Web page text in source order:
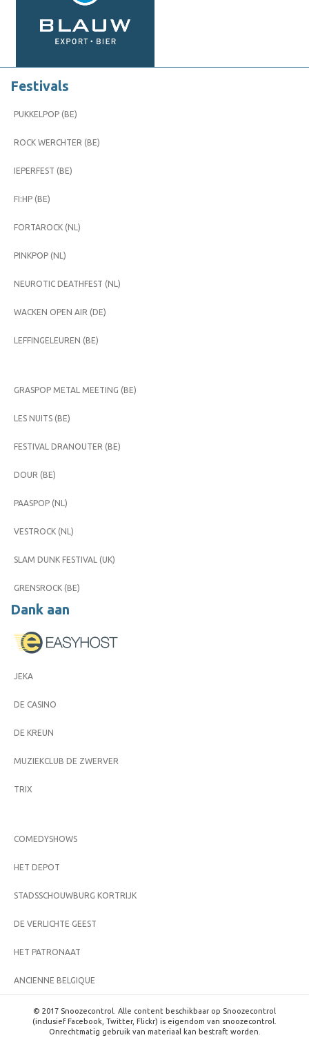
Festivals
PUKKELPOP (BE)
ROCK WERCHTER (BE)
IEPERFEST (BE)
FI:HP (BE)
FORTAROCK (NL)
PINKPOP (NL)
NEUROTIC DEATHFEST (NL)
WACKEN OPEN AIR (DE)
LEFFINGELEUREN (BE)
GRASPOP METAL MEETING (BE)
LES NUITS (BE)
FESTIVAL DRANOUTER (BE)
DOUR (BE)
PAASPOP (NL)
VESTROCK (NL)
SLAM DUNK FESTIVAL (UK)
GRENSROCK (BE)
Dank aan
JEKA
DE CASINO
DE KREUN
MUZIEKCLUB DE ZWERVER
TRIX
COMEDYSHOWS
HET DEPOT
STADSSCHOUWBURG KORTRIJK
DE VERLICHTE GEEST
HET PATRONAAT
ANCIENNE BELGIQUE
© 2017 Snoozecontrol. Alle content beschikbaar op Snoozecontrol
(inclusief Facebook, Twitter, Flickr) is eigendom van snoozecontrol.
Onrechtmatig gebruik van materiaal kan bestraft worden.